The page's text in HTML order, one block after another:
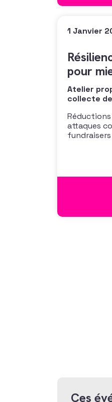
1 Janvier
pour
Atelier
collecte
attaques
Ces